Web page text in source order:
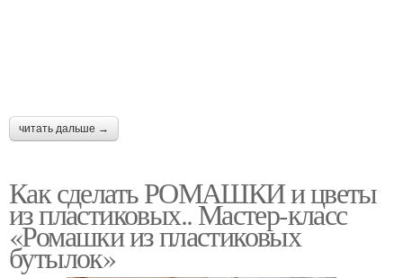
читать дальше →
Как сделать РОМАШКИ и цветы
из пластиковых.. Мастер-класс
«Ромашки из пластиковых
бутылок»